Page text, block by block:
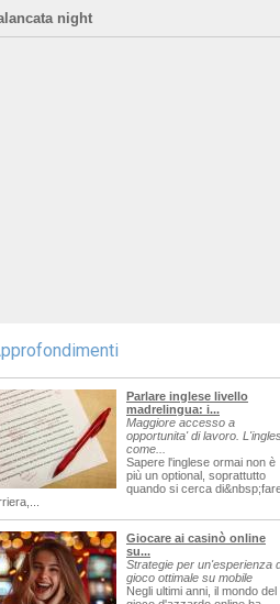
night
Parlare inglese livello
madrelingua: i...
Maggiore accesso a
opportunita' di lavoro.
come...
Sapere l'inglese ormai non è
più un optional, soprattutto
quando si cerca
Giocare ai casinò online
su...
Strategie per un'esperienza
gioco ottimale su mobile
Negli ultimi anni, il mondo del